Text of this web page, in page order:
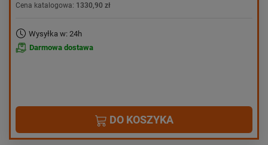
Cena katalogowa: 1330,90 zł
Wysyłka w: 24h
Darmowa dostawa
DO KOSZYKA